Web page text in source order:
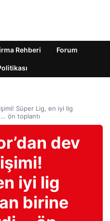
Rehberi Forum
Süper Lig, en iyi lig
… ön toplantı
dev
iyi lig
birine